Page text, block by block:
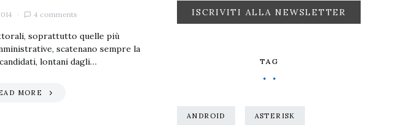
4 comments
soprattutto quelle più
scatenano sempre la
lontani dagli…
MORE
TAG
ANDROID ASTERISK